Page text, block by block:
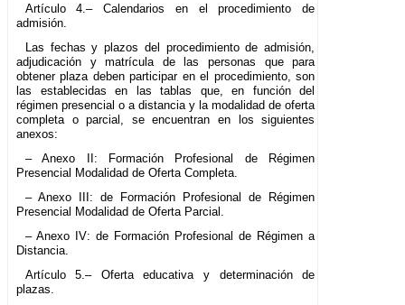
Artículo 4.– Calendarios en el procedimiento de
admisión.
Las fechas y plazos del procedimiento de admisión,
adjudicación y matrícula de las personas que para
obtener plaza deben participar en el procedimiento, son
las establecidas en las tablas que, en función del
régimen presencial o a distancia y la modalidad de oferta
completa o parcial, se encuentran en los siguientes
anexos:
– Anexo II: Formación Profesional de Régimen
Presencial Modalidad de Oferta Completa.
– Anexo III: de Formación Profesional de Régimen
Presencial Modalidad de Oferta Parcial.
– Anexo IV: de Formación Profesional de Régimen a
Distancia.
Artículo 5.– Oferta educativa y determinación de
plazas.